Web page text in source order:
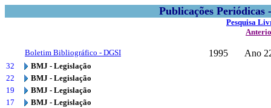
Publicações
Pesquisa
Boletim Bibliográfico - DGSI 1995 Ano
32
BMJ - Legislação
22
BMJ - Legislação
19
BMJ - Legislação
17
BMJ - Legislação